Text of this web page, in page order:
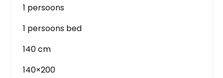
1 persoons
1 persoons bed
140 cm
140×200